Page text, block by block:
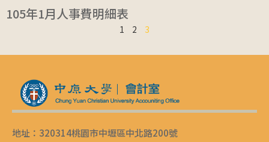
105年1月人事費明細表
1 2 3
地址：320314桃園市中壢區中北路200號